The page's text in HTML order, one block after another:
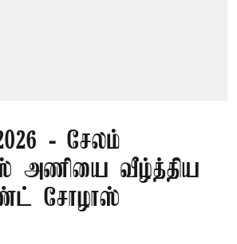
- சேலம்
அணியை வீழ்த்திய
சோழாஸ்